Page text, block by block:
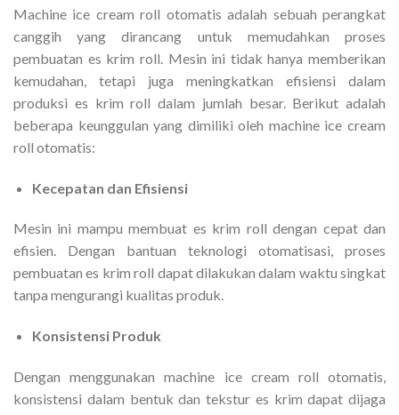
Machine ice cream roll otomatis adalah sebuah perangkat
canggih yang dirancang untuk memudahkan proses
pembuatan es krim roll. Mesin ini tidak hanya memberikan
kemudahan, tetapi juga meningkatkan efisiensi dalam
produksi es krim roll dalam jumlah besar. Berikut adalah
beberapa keunggulan yang dimiliki oleh machine ice cream
roll otomatis:
Kecepatan dan Efisiensi
Mesin ini mampu membuat es krim roll dengan cepat dan
efisien. Dengan bantuan teknologi otomatisasi, proses
pembuatan es krim roll dapat dilakukan dalam waktu singkat
tanpa mengurangi kualitas produk.
Konsistensi Produk
Dengan menggunakan machine ice cream roll otomatis,
konsistensi dalam bentuk dan tekstur es krim dapat dijaga